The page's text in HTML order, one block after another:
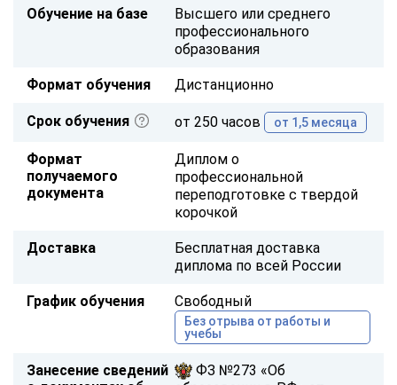
Обучение на базе
Высшего или среднего
профессионального
образования
Формат обучения Дистанционно
Срок обучения от 250 часов от 1,5 месяца
Формат
получаемого
документа
Диплом о
профессиональной
переподготовке с твердой
корочкой
Доставка
Бесплатная доставка
диплома по всей России
График обучения Свободный
Без отрыва от работы и
учебы
Занесение сведений
ФЗ №273 «Об